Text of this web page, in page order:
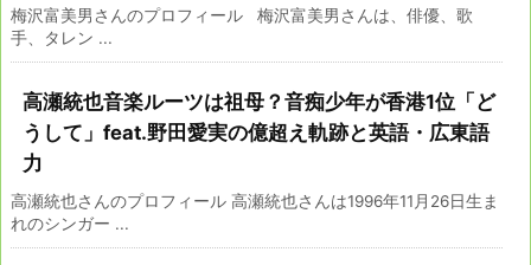
梅沢富美男さんのプロフィール 梅沢富美男さんは、俳優、歌
手、タレン ...
高瀬統也音楽ルーツは祖母？音痴少年が香港1位「ど
うして」feat.野田愛実の億超え軌跡と英語・広東語
力
高瀬統也さんのプロフィール 高瀬統也さんは1996年11月26日生ま
れのシンガー ...